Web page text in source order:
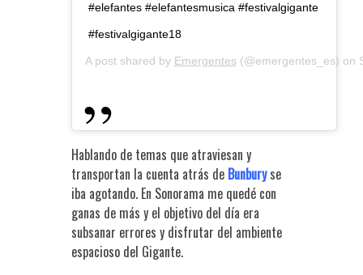
#elefantes #elefantesmusica #festivalgigante
#festivalgigante18
A post shared by Emergentes (@emergentes_es) on
Hablando de temas que atraviesan y
transportan la cuenta atrás de Bunbury se
iba agotando. En Sonorama me quedé con
ganas de más y el objetivo del día era
subsanar errores y disfrutar del ambiente
espacioso del Gigante.